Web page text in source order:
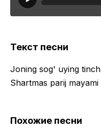
Текст песни
Joning sog' uying tinch
Shartmas parij mayami
Похожие песни